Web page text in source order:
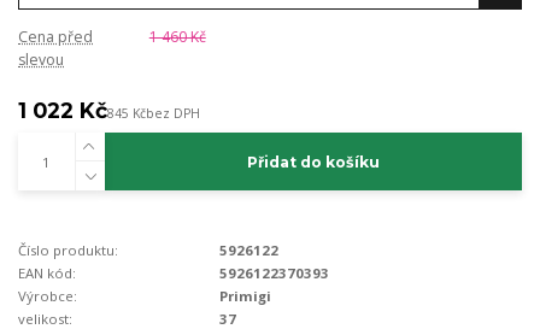
Cena před
slevou
1 460 Kč
1 022 Kč845 Kčbez DPH
Přidat do košíku
Číslo produktu:
5926122
EAN kód:
5926122370393
Výrobce:
Primigi
velikost:
37